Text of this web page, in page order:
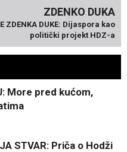
ZDENKO DUKA
ZDENKA DUKE: Dijaspora kao
politički projekt HDZ-a
More pred kućom,
STVAR: Priča o Hodži